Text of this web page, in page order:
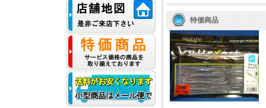
特価商品